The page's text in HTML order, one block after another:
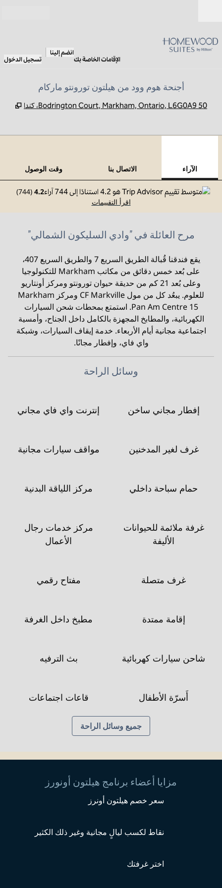
الإقامات الخاصة بك
انضم إلينا
تسجيل الدخول
أجنحة هوم وود من هيلتون تورونتو ماركام
50 Bodrington Court, Markham, Ontario, L6G0A9، كندا
الآراء الاتصال بنا وقت الوصول
4.2
(
744
)
اقرأ التقييمات
مرح العائلة في "وادي السليكون الشمالي"
يقع فندقنا قُبالة الطريق السريع 7 والطريق السريع 407،
على بُعد خمس دقائق من مكاتب Markham للتكنولوجيا
وعلى بُعد 21 كم من حديقة حيوان تورونتو ومركز أونتاريو
للعلوم. يبعُد كل من مول CF Markville ومركز Markham
Pan Am Centre 15. استمتع بمحطات شحن السيارات
الكهربائية، والمطابخ المجهزة بالكامل داخل الجناح، وأمسية
اجتماعية مجانية أيام الأربعاء. خدمة إيقاف السيارات، وشبكة
واي فاي، وإفطار مجانًا.
وسائل الراحة
إفطار مجاني ساخن إنترنت واي فاي مجاني
غرف لغير المدخنين مواقف سيارات مجانية
حمام سباحة داخلي مركز اللياقة البدنية
غرفة ملائمة للحيوانات
الأليفة
مركز خدمات رجال
الأعمال
غرف متصلة مفتاح رقمي
إقامة ممتدة مطبخ داخل الغرفة
شاحن سيارات كهربائية بث الترفيه
أَسرّة الأطفال قاعات اجتماعات
جميع وسائل الراحة
مزايا أعضاء برنامج هيلتون أونورز
سعر خصم هيلتون أونرز
نقاط لكسب ليالٍ مجانية وغير ذلك الكثير
اختر غرفتك